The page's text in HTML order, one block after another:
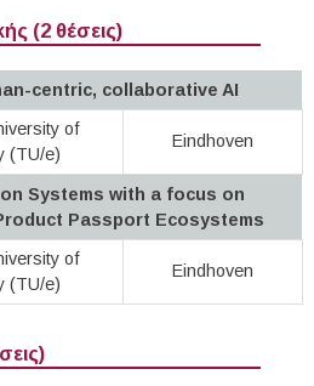
(2 θέσεις)
centric, collaborative AI
of
(TU/e)
Eindhoven
Systems with a focus on
Passport Ecosystems
of
(TU/e)
Eindhoven